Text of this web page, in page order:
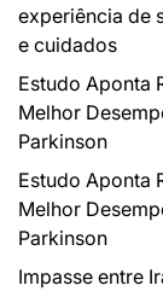
experiência de
e cuidados
Estudo Aponta
Melhor
Parkinson
Estudo Aponta
Melhor
Parkinson
Impasse entre